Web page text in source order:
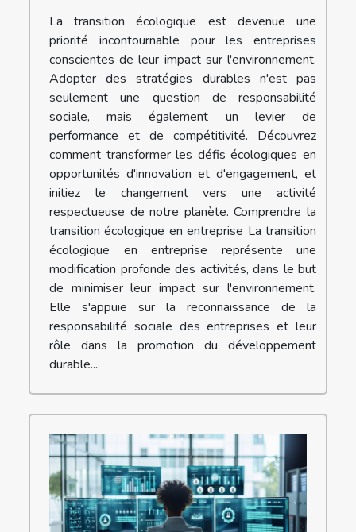
La transition écologique est devenue une
priorité incontournable pour les entreprises
conscientes de leur impact sur l'environnement.
Adopter des stratégies durables n'est pas
seulement une question de responsabilité
sociale, mais également un levier de
performance et de compétitivité. Découvrez
comment transformer les défis écologiques en
opportunités d'innovation et d'engagement, et
initiez le changement vers une activité
respectueuse de notre planète. Comprendre la
transition écologique en entreprise La transition
écologique en entreprise représente une
modification profonde des activités, dans le but
de minimiser leur impact sur l'environnement.
Elle s'appuie sur la reconnaissance de la
responsabilité sociale des entreprises et leur
rôle dans la promotion du développement
durable....